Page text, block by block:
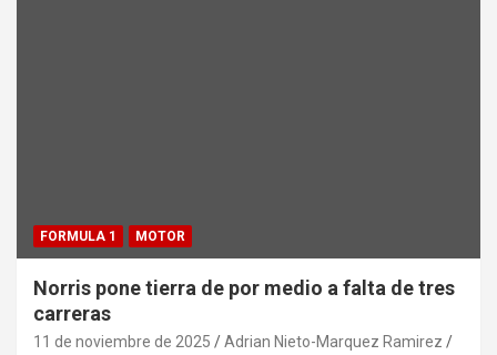
FORMULA 1 MOTOR
Norris pone tierra de por medio a falta de tres
carreras
11 de noviembre de 2025
Adrian Nieto-Marquez Ramirez